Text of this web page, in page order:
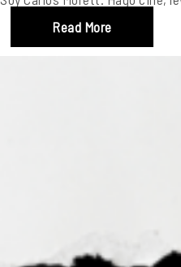
Read More